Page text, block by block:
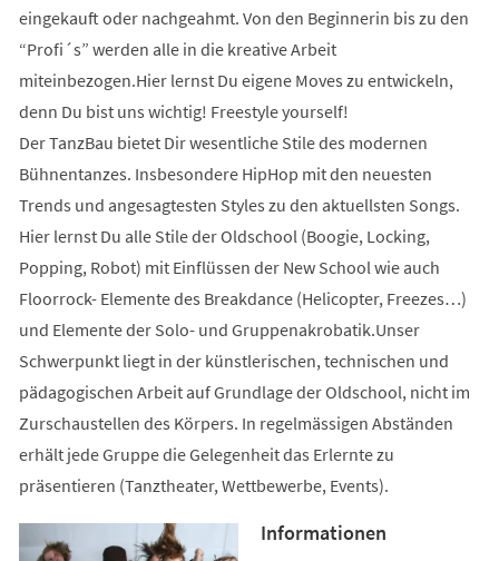
eingekauft oder nachgeahmt. Von den Beginnerin bis zu den
“Profi´s” werden alle in die kreative Arbeit
miteinbezogen.Hier lernst Du eigene Moves zu entwickeln,
denn Du bist uns wichtig! Freestyle yourself!
Der TanzBau bietet Dir wesentliche Stile des modernen
Bühnentanzes. Insbesondere HipHop mit den neuesten
Trends und angesagtesten Styles zu den aktuellsten Songs.
Hier lernst Du alle Stile der Oldschool (Boogie, Locking,
Popping, Robot) mit Einflüssen der New School wie auch
Floorrock- Elemente des Breakdance (Helicopter, Freezes…)
und Elemente der Solo- und Gruppenakrobatik.Unser
Schwerpunkt liegt in der künstlerischen, technischen und
pädagogischen Arbeit auf Grundlage der Oldschool, nicht im
Zurschaustellen des Körpers. In regelmässigen Abständen
erhält jede Gruppe die Gelegenheit das Erlernte zu
präsentieren (Tanztheater, Wettbewerbe, Events).
Informationen